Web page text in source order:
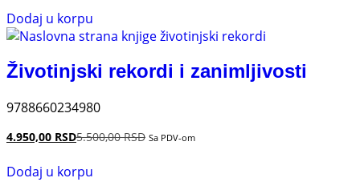
Dodaj u korpu
Životinjski rekordi i zanimljivosti
9788660234980
4.950,00 RSD5.500,00RSD Sa PDV-om
Dodaj u korpu